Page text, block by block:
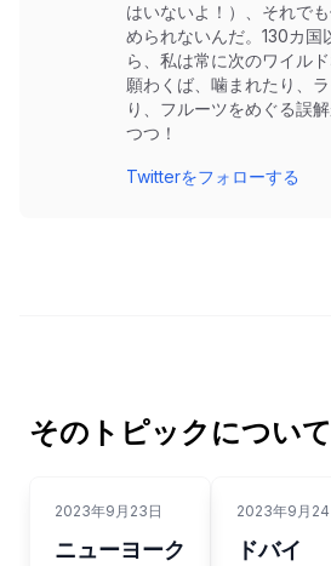
はいないよ！）、それで
められないんだ。130カ国
ら、私は常に次のワイル
願わくば、噛まれたり、
り、フルーツをめぐる誤
つつ！
Twitterをフォローする
そのトピックについ
2023年9月23日
ニューヨーク
2023年9月24
ドバイ